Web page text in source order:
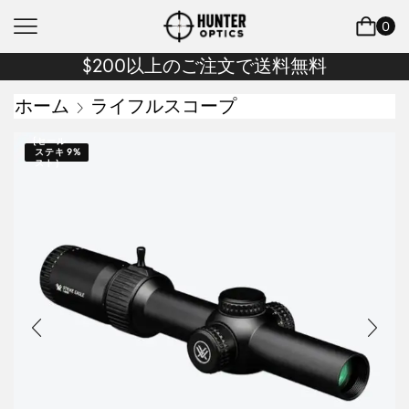
0
$200以上のご注文で送料無料
ホーム
ライフルスコープ
{セール
ステキ
スト｝
9%